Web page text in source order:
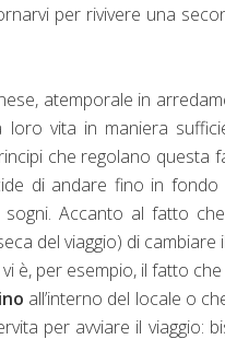
per rivivere una
atemporale in
loro vita in maniera
che regolano
di andare fino in
Accanto al fatto
del viaggio) di cambiare
è, per esempio, il fatto che
all’interno del locale o
per avviare il viaggio: